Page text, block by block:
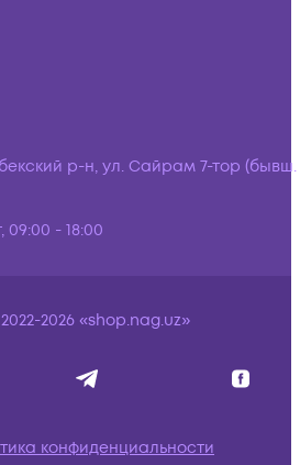
р-н, ул. Сайрам 7-тор (бывш.
09:00 - 18:00
2026 «shop.nag.uz»
конфиденциальности